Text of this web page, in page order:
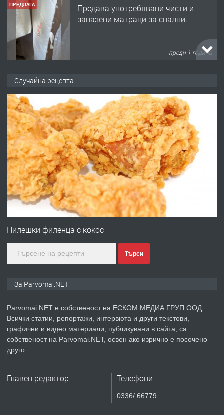
ПРЕДЛАГА
Продава употребявани чисти и
запазени матраци за спални.
преди 1 година
преди 1 година
ПРЕДЛАГА
Първи поход "По стъпките на Ангел
Войвода"
ПРЕДЛАГА
Монтажник на малки детайли за
преди 1 година
ПРЕДЛАГА
Продавам апартамент - гр.
Случайна рецепта
Пилешки филенца с кокос
Търси
За Parvomai.NET
Parvomai.NET е собственост на ЕСКОМ МЕДИА ГРУП ООД.
Всички статии, репортажи, интервюта и други текстови,
графични и видео материали, публикувани в сайта, са
собственост на Parvomai.NET, освен ако изрично е посочено
друго.
Главен редактор Телефони
0336/ 66779